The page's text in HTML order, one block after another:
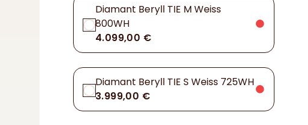
Diamant Beryll TIE M Weiss
800WH
4.099,00 €
Diamant Beryll TIE S Weiss 725WH
3.999,00 €